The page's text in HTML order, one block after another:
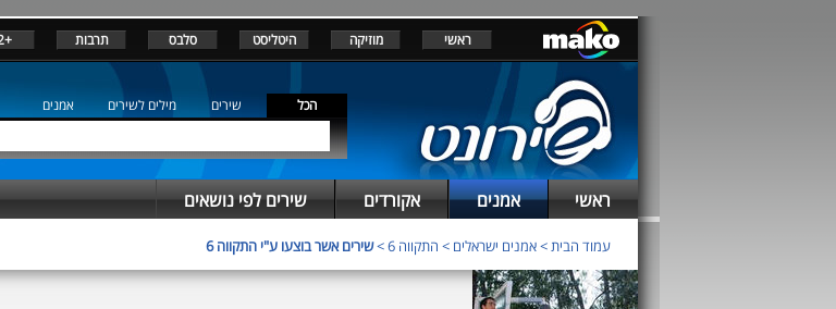
ראשי מוזיקה היטליסט סלבס תרבות +12
הכל שירים מילים לשירים אמנים
ראשי אמנים אקורדים שירים לפי נושאים
עמוד הבית>אמנים ישראלים > התקווה 6 >שירים אשר בוצעו ע"י התקווה 6